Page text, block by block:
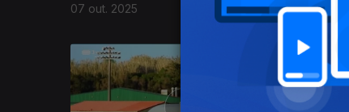
07 out. 2025 06 out.
878949